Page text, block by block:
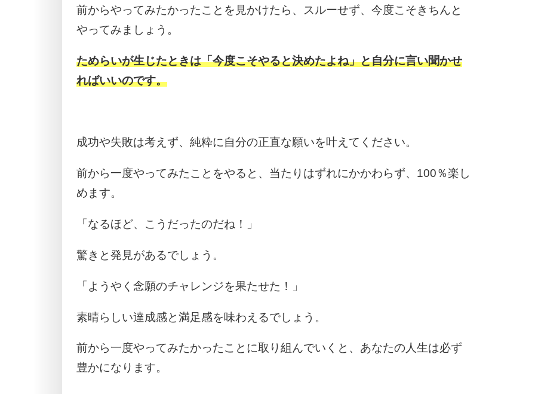
前からやってみたかったことを見かけたら、スルーせず、今度こそきちんと
やってみましょう。
ためらいが生じたときは「今度こそやると決めたよね」と自分に言い聞かせ
ればいいのです。
成功や失敗は考えず、純粋に自分の正直な願いを叶えてください。
前から一度やってみたことをやると、当たりはずれにかかわらず、100％楽し
めます。
「なるほど、こうだったのだね！」
驚きと発見があるでしょう。
「ようやく念願のチャレンジを果たせた！」
素晴らしい達成感と満足感を味わえるでしょう。
前から一度やってみたかったことに取り組んでいくと、あなたの人生は必ず
豊かになります。